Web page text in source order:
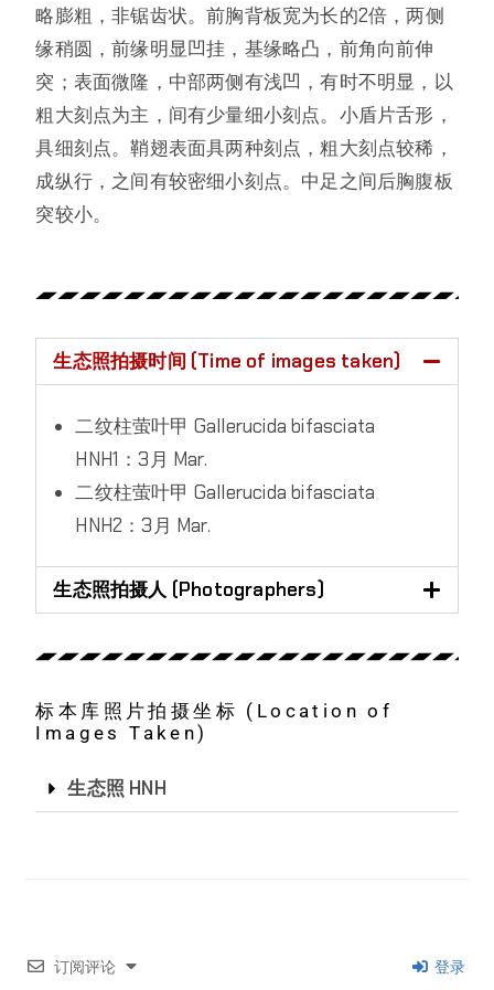
略膨粗，非锯齿状。前胸背板宽为长的2倍，两侧
缘稍圆，前缘明显凹挂，基缘略凸，前角向前伸
突；表面微隆，中部两侧有浅凹，有时不明显，以
粗大刻点为主，间有少量细小刻点。小盾片舌形，
具细刻点。鞘翅表面具两种刻点，粗大刻点较稀，
成纵行，之间有较密细小刻点。中足之间后胸腹板
突较小。
生态照拍摄时间 (Time of images taken)
二纹柱萤叶甲 Gallerucida bifasciata
HNH1：3月 Mar.
二纹柱萤叶甲 Gallerucida bifasciata
HNH2：3月 Mar.
生态照拍摄人 (Photographers)
标本库照片拍摄坐标 (Location of
Images Taken)
生态照 HNH
订阅评论 登录